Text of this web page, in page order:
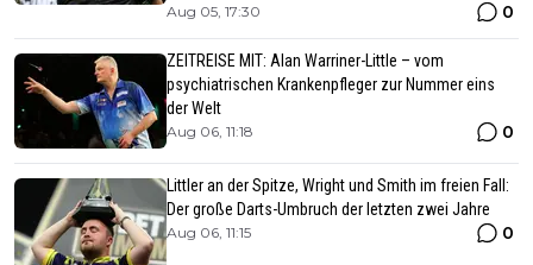
Aug 05, 17:30 0
ZEITREISE MIT: Alan Warriner-Little – vom
psychiatrischen Krankenpfleger zur Nummer eins
der Welt
Aug 06, 11:18 0
Littler an der Spitze, Wright und Smith im freien Fall:
Der große Darts-Umbruch der letzten zwei Jahre
Aug 06, 11:15 0